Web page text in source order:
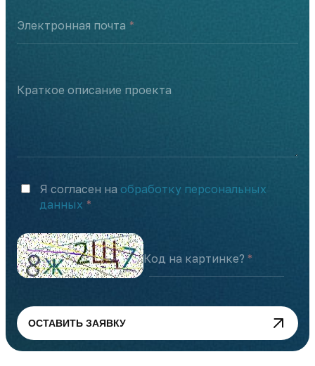
Электронная почта
Краткое описание проекта
Я согласен на обработку персональных
данных
Код на картинке?
ОСТАВИТЬ ЗАЯВКУ